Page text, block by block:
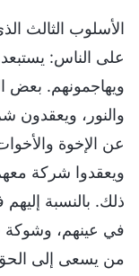
الأسلوب الثالث
على الناس:
ويهاجمونهم. بعض
والنور، ويعقدون
عن الإخوة
ويعقدوا شركة
ذلك. بالنسبة
في عينهم،
من يسعى إلى الحق